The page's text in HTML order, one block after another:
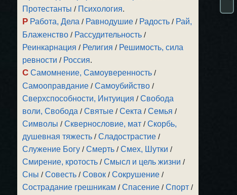
Протестанты / Психология.
Р Работа, Дела / Равнодушие / Радость / Рай,
Блаженство / Рассудительность /
Реинкарнация / Религия / Решимость, сила
ревности / Россия.
С Самомнение, Самоуверенность /
Самооправдание /Самоубийство /
Сверхспособности, Интуиция /Свобода
воли, Свобода /Святые /Секта /Семья /
Символы /Сквернословие, мат /Скорбь,
душевная тяжесть /Сладострастие /
Служение Богу /Смерть /Смех, Шутки /
Смирение, кротость /Смысл и цель жизни /
Сны /Совесть /Совок /Сокрушение /
Сострадание грешникам /Спасение /Спорт /